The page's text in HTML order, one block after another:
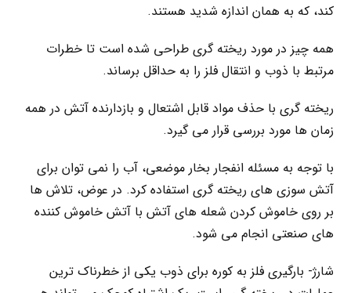
کند، که به همان اندازه شدید هستند.
همه چیز در مورد ریخته گری طراحی شده است تا خطرات
مرتبط با ذوب و انتقال فلز را به حداقل برساند.
ریخته گری با حذف مواد قابل اشتعال و بازدارنده آتش در همه
زمان ها مورد بررسی قرار می گیرد.
با توجه به مسئله انفجار بخار موضعی، آب را نمی توان برای
آتش سوزی های ریخته گری استفاده کرد. در عوض، تلاش ها
بر روی خاموش کردن شعله های آتش با آتش خاموش کننده
های صنعتی انجام می شود.
شارژ- بارگیری فلز به کوره برای ذوب یکی از خطرناک ترین